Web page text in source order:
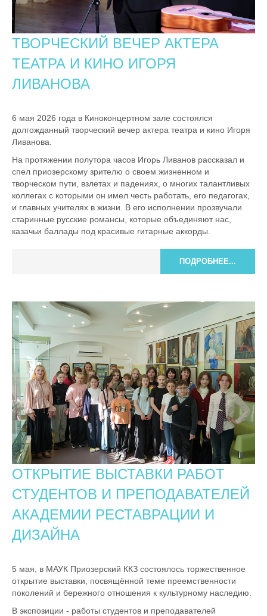
ТВОРЧЕСКИЙ ВЕЧЕР АКТЕРА
ТЕАТРА И КИНО ИГОРЯ
ЛИВАНОВА
6 мая 2026 года в Киноконцертном зале состоялся
долгожданный творческий вечер актера театра и кино Игоря
Ливанова.
На протяжении полутора часов Игорь Ливанов рассказал и
спел приозерскому зрителю о своем жизненном и
творческом пути, взлетах и падениях, о многих талантливых
коллегах с которыми он имел честь работать, его педагогах,
и главных учителях в жизни. В его исполнении прозвучали
старинные русские романсы, которые объединяют нас,
казачьи баллады под красивые гитарные аккорды.
ПОДРОБНЕЕ...
ОТКРЫТИЕ ВЫСТАВКИ РАБОТ
СТУДЕНТОВ И ПРЕПОДАВАТЕЛЕЙ
АКАДЕМИИ РЕСТАВРАЦИИ И
ДИЗАЙНА
5 мая, в МАУК Приозерский ККЗ состоялось торжественное
открытие выставки, посвящённой теме преемственности
поколений и бережного отношения к культурному наследию.
В экспозиции - работы студентов и преподавателей